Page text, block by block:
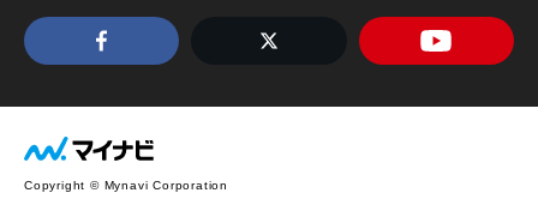
Copyright © Mynavi Corporation